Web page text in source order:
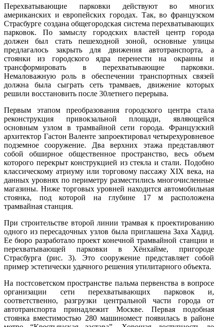
Перехватывающие парковки действуют во многих
американских и европейских городах. Так, во французском
Страсбурге создана общегородская система перехватывающих
парковок. По замыслу городских властей центр города
должен был стать пешеходной зоной, основные улицы
предлагалось закрыть для движения автотранспорта, а
стоянки из городского ядра перенести на окраины и
трансформировать в перехватывающие парковки.
Немаловажную роль в обеспечении транспортных связей
должна была сыграть сеть трамваев, движение которых
решили восстановить после 30летнего перерыва.
Первым этапом преобразования городского центра стала
реконструкция привокзальной площади, являющейся
основным узлом в трамвайной сети города. Французский
архитектор Гастон Валенте запроектировал четырехуровневое
подземное сооружение. Два верхних этажа представляют
собой обширное общественное пространство, весь объем
которого перекрыт конструкцией из стекла и стали. Подобно
классическому атриуму или торговому пассажу XIX века, на
данных уровнях по периметру разместились многочисленные
магазины. Ниже торговых уровней находится автомобильная
стоянка, под которой на глубине 17 м расположена
трамвайная станция.
При строительстве второй линии трамвая к проектированию
одного из пересадочных узлов была приглашена Заха Хадид.
Ее бюро разработало проект конечной трамвайной станции и
перехватывающей парковки в Хёнхайме, пригороде
Страсбурга (рис. 3). Это сооружение представляет собой
пример эстетически удачного решения утилитарного объекта.
На постсоветском пространстве пальма первенства в вопросе
организации сети перехватывающих парковок и,
соответственно, разгрузки центральной части города от
автотранспорта принадлежит Москве. Первая подобная
стоянка вместимостью 280 машиномест появилась в районе